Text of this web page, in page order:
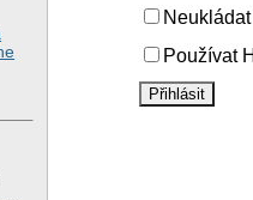
Používat